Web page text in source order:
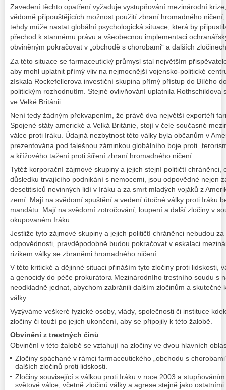
Zavedení těchto opatření vyžaduje vystupňování mezinárodní
vědomě připouštějících možnost použití zbraní hromadného
tehdy může nastat globální psychologická situace, která by
přechod k stannému právu a všeobecnou implementaci
obviněným pokračovat v „obchodě s chorobami“ a dalších
Za této situace se farmaceutický průmysl stal největším
aby mohl uplatnit přímý vliv na nejmocnější vojensko-politické
získala Rockefellerova investiční skupina přímý přístup do Bílého
politickým rozhodnutím. Stejné ovlivňování uplatnila Rothschildova
ve Velké Británii.
Není tedy žádným překvapením, že právě dva největší exportéři
Spojené státy americké a Velká Británie, stojí v čele současné
válce proti Iráku. Údajná nezbytnost této války byla občanům v
prezentována pod falešnou záminkou globálního boje proti
a křížového tažení proti šíření zbraní hromadného ničení.
Tytéž korporační zájmové skupiny a jejich stejní političtí chráněnci,
důsledku trvajícího podnikání s nemocemi, jsou odpovědné nejen
desetitisíců nevinných lidí v Iráku a za smrt mladých vojáků z
zemí. Mají na svědomí spuštění a vedení útočné války proti Iráku
mandátu. Mají na svědomí zotročování, loupení a další zločiny v
okupovaném Iráku.
Jestliže tyto zájmové skupiny a jejich političtí chráněnci nebudou
odpovědnosti, pravděpodobně budou pokračovat v eskalaci
rizikem války se zbraněmi hromadného ničení.
V této kritické a dějinné situaci přináším tyto zločiny proti lidskosti,
a genocidy do péče prokurátora Mezinárodního trestního soudu s
neodkladně jednat, abychom zabránili dalším zločinům a skutečné
války.
Vyzýváme veškeré fyzické osoby, vlády, společnosti či instituce
zločiny či touží po jejich ukončení, aby se připojily k této žalobě.
Obvinění z trestných činů
Obvinění v této žalobě se vztahují na zločiny ve dvou hlavních
Zločiny spáchané v rámci farmaceutického „obchodu s
dalších zločinů proti lidskosti.
Zločiny související s válkou proti Iráku v roce 2003 a
světové válce, včetně zločinů války a agrese stejně jako